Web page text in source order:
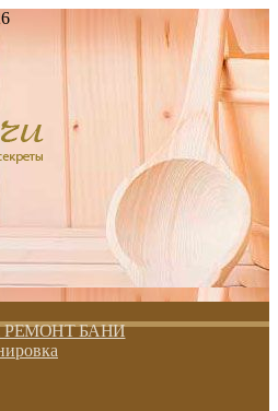
РЕМОНТ БАНИ